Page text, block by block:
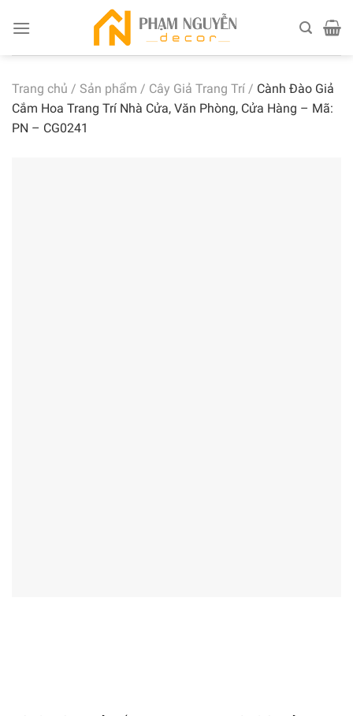
Trang chủ / Sản phẩm / Cây Giả Trang Trí / Cành Đào Giả
Cắm Hoa Trang Trí Nhà Cửa, Văn Phòng, Cửa Hàng – Mã:
PN – CG0241